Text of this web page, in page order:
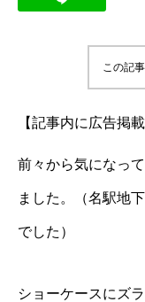
この記
【記事内に広告掲載
前々から気になっ
ました。（名駅地
でした）
ショーケースにズ